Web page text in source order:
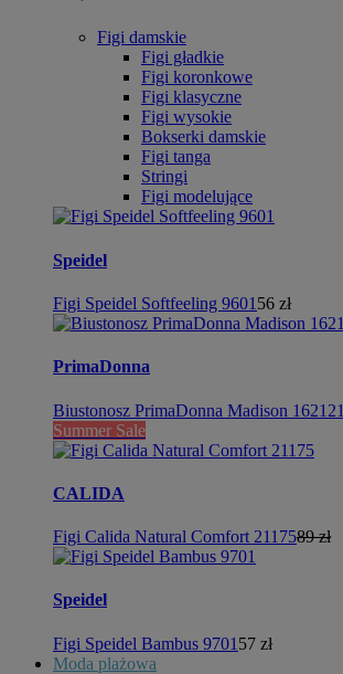
Figi damskie
Figi gładkie
Figi koronkowe
Figi klasyczne
Figi wysokie
Bokserki damskie
Figi tanga
Stringi
Figi modelujące
Speidel
Figi Speidel Softfeeling 9601 56 zł
PrimaDonna
Biustonosz PrimaDonna Madison 162121
Summer Sale
CALIDA
Figi Calida Natural Comfort 2117589 zł
Speidel
Figi Speidel Bambus 9701 57 zł
Moda plażowa